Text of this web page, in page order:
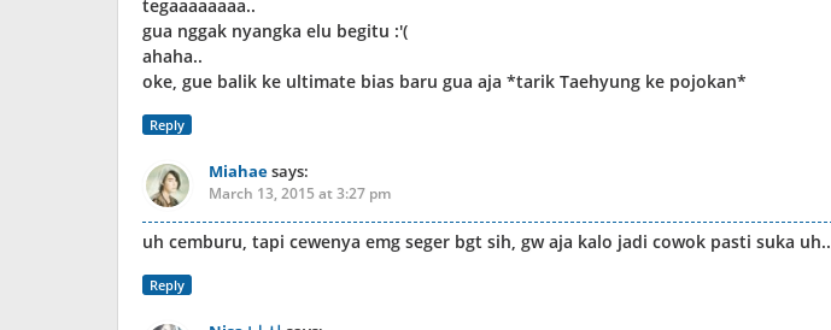
tegaaaaaaaa..
gua nggak nyangka elu begitu :'(
ahaha..
oke, gue balik ke ultimate bias baru gua aja *tarik Taehyung ke pojokan*
Reply
Miahaesays:
March 13, 2015 at 3:27 pm
uh cemburu, tapi cewenya emg seger bgt sih, gw aja kalo jadi cowok pasti suka uh..
Reply